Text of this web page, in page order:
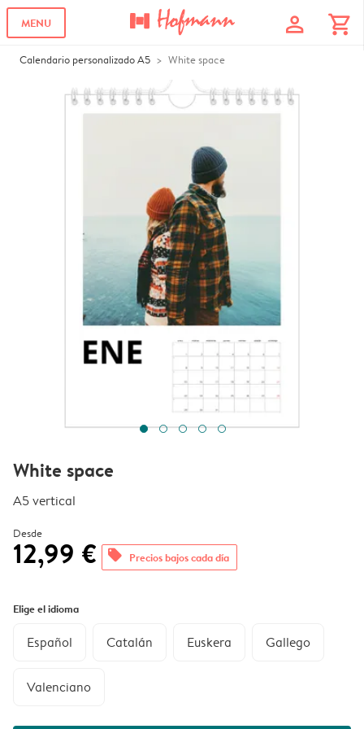
MENU profile shopping_cart
Calendario personalizado A5 White space
White space
A5 vertical
Desde
12,99 € offers Precios bajos cada día
Elige el idioma
Español Catalán Euskera Gallego
Valenciano